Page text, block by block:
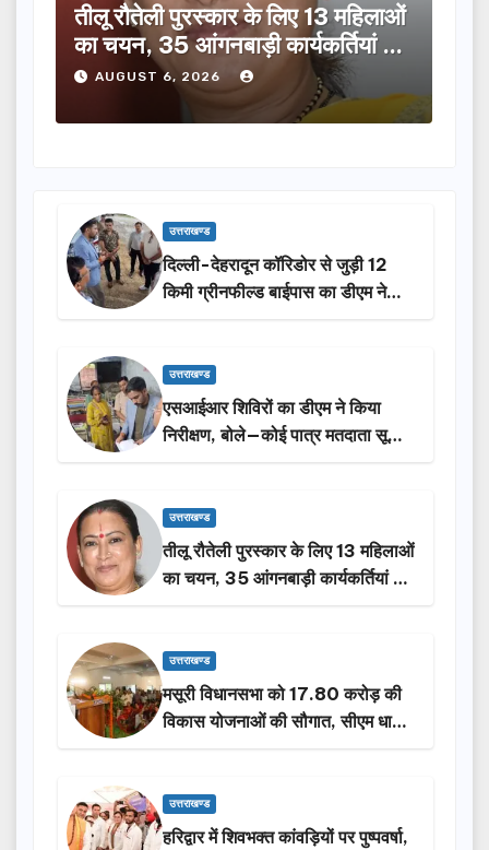
तीलू रौतेली पुरस्कार के लिए 13 महिलाओं
का चयन, 35 आंगनबाड़ी कार्यकर्तियां भी
होंगी सम्मानित…
AUGUST 6, 2026
उत्तराखण्ड
दिल्ली-देहरादून कॉरिडोर से जुड़ी 12
किमी ग्रीनफील्ड बाईपास का डीएम ने
किया निरीक्षण…
उत्तराखण्ड
एसआईआर शिविरों का डीएम ने किया
निरीक्षण, बोले—कोई पात्र मतदाता सूची
से न छूटे…
उत्तराखण्ड
तीलू रौतेली पुरस्कार के लिए 13 महिलाओं
का चयन, 35 आंगनबाड़ी कार्यकर्तियां भी
होंगी सम्मानित…
उत्तराखण्ड
मसूरी विधानसभा को 17.80 करोड़ की
विकास योजनाओं की सौगात, सीएम धामी
ने किया लोकार्पण-शिलान्यास.
उत्तराखण्ड
हरिद्वार में शिवभक्त कांवड़ियों पर पुष्पवर्षा,